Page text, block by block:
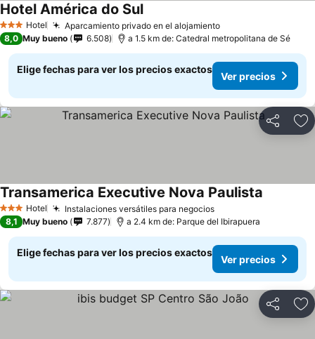
3 Estrellas
Hotel Aparcamiento privado en el alojamientoVer precios
Hotel América do SulVer precios
8,0 Muy bueno 6.508 a 1.5 km de: Catedral metropolitana de Sé
Elige fechas para ver los precios exactos
Ver precios
Compartir
3 Estrellas
Hotel Instalaciones versátiles para negociosVer precios
Transamerica Executive Nova Paulista
8,1 Muy bueno 7.877 a 2.4 km de: Parque del Ibirapuera
Elige fechas para ver los precios exactos
Ver precios
Compartir